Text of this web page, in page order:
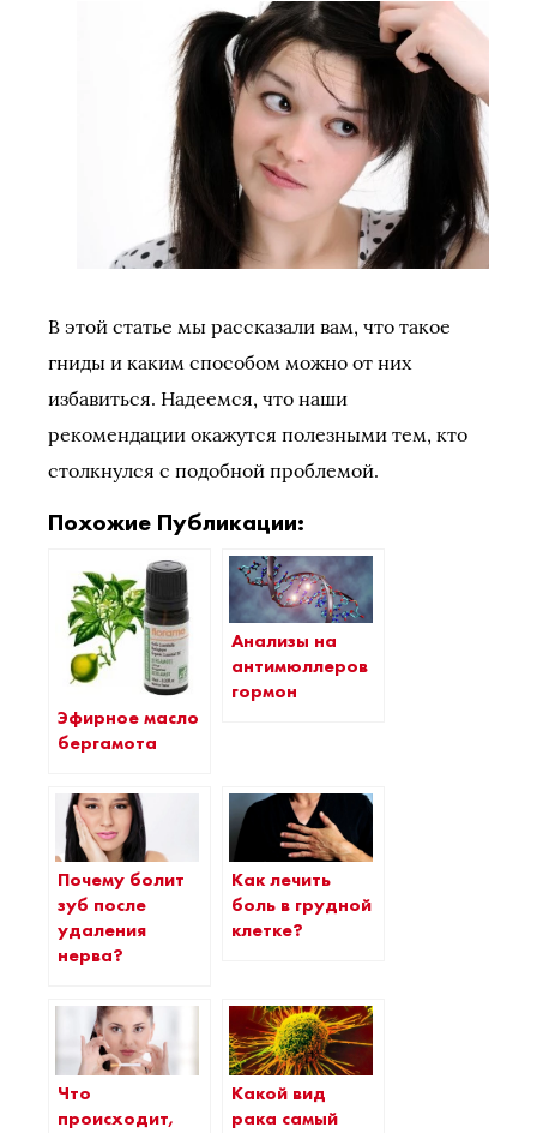
В этой статье мы рассказали вам, что такое
гниды и каким способом можно от них
избавиться. Надеемся, что наши
рекомендации окажутся полезными тем, кто
столкнулся с подобной проблемой.
Похожие Публикации:
Эфирное масло
бергамота
Анализы на
антимюллеров
гормон
Почему болит
зуб после
удаления
нерва?
Как лечить
боль в грудной
клетке?
Что
происходит,
Какой вид
рака самый